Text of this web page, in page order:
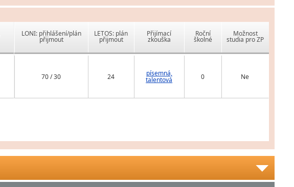
LONI: přihlášení/plán
přijmout
LETOS: plán
přijmout
Přijímací
zkouška
Roční
školné
Možnost
studia pro ZP
70 / 30 24 písemná,
talentová 0 Ne